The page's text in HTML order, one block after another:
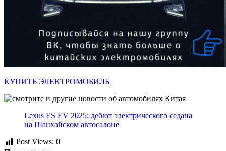
КУПИТЬ ЭЛЕКТРОМОБИЛЬ
Lexus ES EV 2025: дебют электрического седана
на Шанхайском автосалоне
Post Views: 0